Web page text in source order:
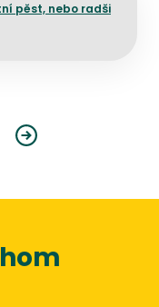
pěst, nebo radši